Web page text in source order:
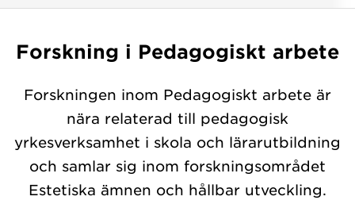
Forskning i Pedagogiskt arbete
Forskningen inom Pedagogiskt arbete är
nära relaterad till pedagogisk
yrkesverksamhet i skola och lärarutbildning
och samlar sig inom forskningsområdet
Estetiska ämnen och hållbar utveckling.